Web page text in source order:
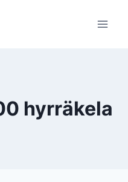
hyrräkela